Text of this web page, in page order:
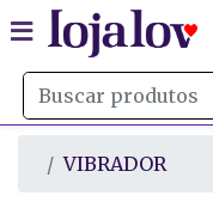
VIBRADOR